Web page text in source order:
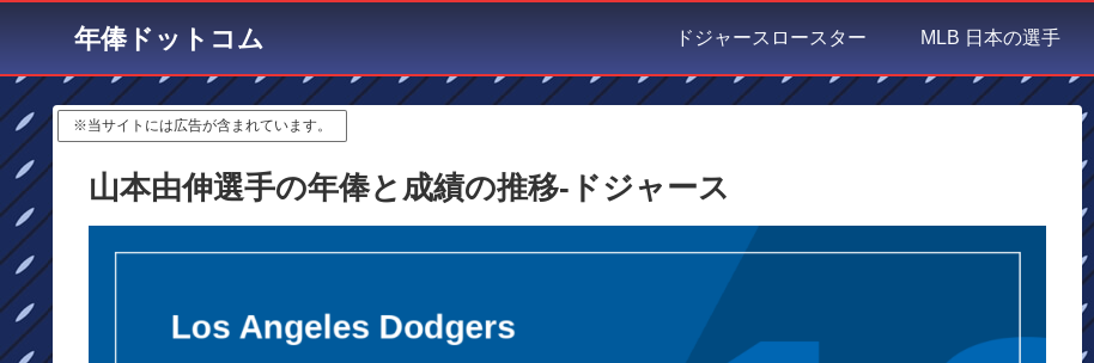
年俸ドットコム ドジャースロースター MLB 日本の選手
※当サイトには広告が含まれています。
山本由伸選手の年俸と成績の推移-ドジャース